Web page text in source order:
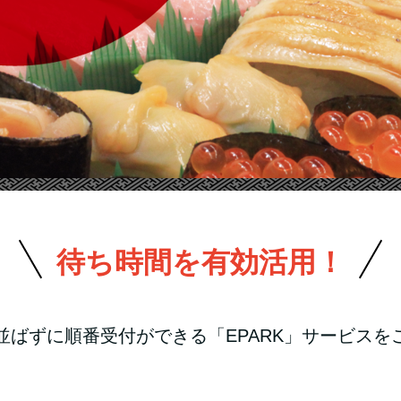
待ち時間を有効活用！
ばずに順番受付ができる「EPARK」サービスを